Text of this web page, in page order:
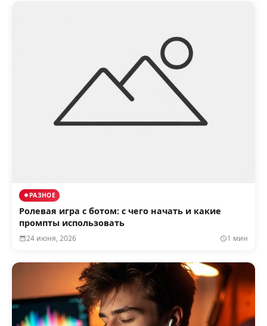
РАЗНОЕ
Ролевая игра с ботом: с чего начать и какие
промпты использовать
24 июня, 2026 1 мин